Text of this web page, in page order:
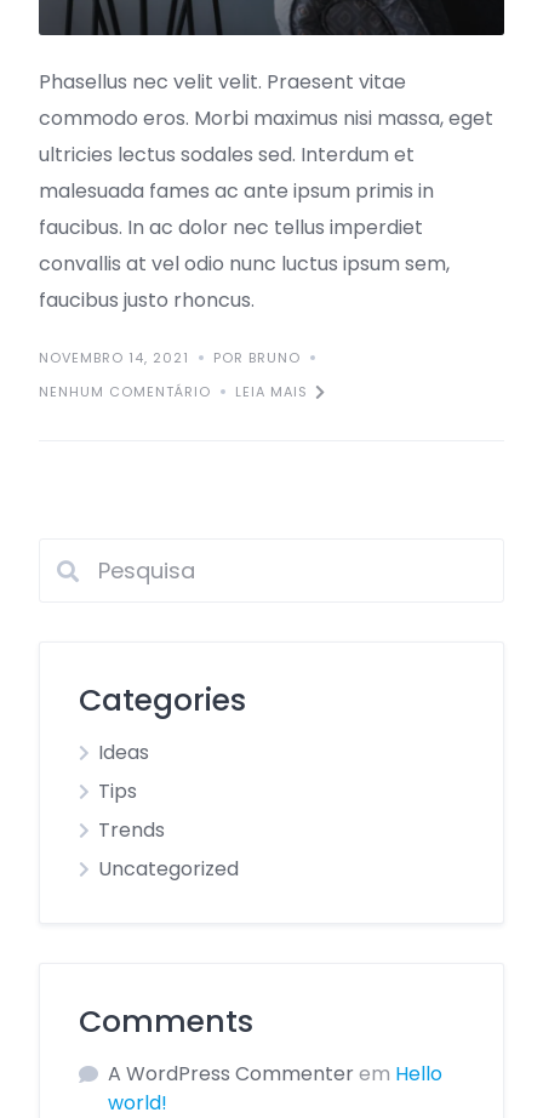
Phasellus nec velit velit. Praesent vitae
commodo eros. Morbi maximus nisi massa, eget
ultricies lectus sodales sed. Interdum et
malesuada fames ac ante ipsum primis in
faucibus. In ac dolor nec tellus imperdiet
convallis at vel odio nunc luctus ipsum sem,
faucibus justo rhoncus.
NOVEMBRO 14, 2021
POR BRUNO
NENHUM COMENTÁRIO
LEIA MAIS
Categories
Ideas
Tips
Trends
Uncategorized
Comments
A WordPress Commenterem Hello
world!